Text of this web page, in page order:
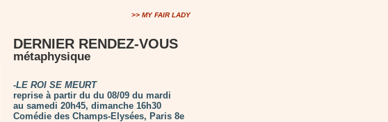
>> MY FAIR LADY
DERNIER RENDEZ-VOUS
métaphysique
-LE ROI SE MEURT
reprise à partir du du 08/09 du mardi
au samedi 20h45, dimanche 16h30
Comédie des Champs-Elysées, Paris 8e